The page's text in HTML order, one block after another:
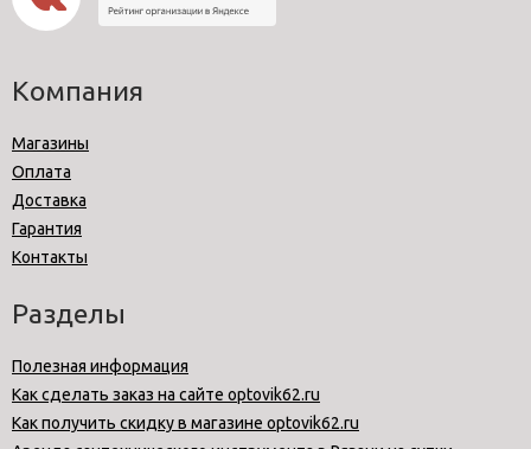
Компания
Магазины
Оплата
Доставка
Гарантия
Контакты
Разделы
Полезная информация
Как сделать заказ на сайте optovik62.ru
Как получить скидку в магазине optovik62.ru